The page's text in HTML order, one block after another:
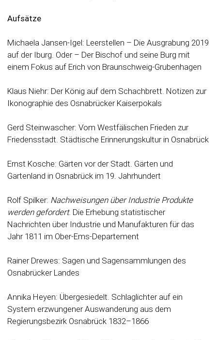
Aufsätze
Michaela Jansen-Igel: Leerstellen – Die Ausgrabung 2019
auf der Iburg. Oder – Der Bischof und seine Burg mit
einem Fokus auf Erich von Braunschweig-Grubenhagen
Klaus Niehr: Der König auf dem Schachbrett. Notizen zur
Ikonographie des Osnabrücker Kaiserpokals
Gerd Steinwascher: Vom Westfälischen Frieden zur
Friedensstadt. Städtische Erinnerungskultur in Osnabrück
Ernst Kosche: Gärten vor der Stadt. Gärten und
Gartenland in Osnabrück im 19. Jahrhundert
Rolf Spilker: Nachweisungen über Industrie Produkte
werden gefordert. Die Erhebung statistischer
Nachrichten über Industrie und Manufakturen für das
Jahr 1811 im Ober-Ems-Departement
Rainer Drewes: Sagen und Sagensammlungen des
Osnabrücker Landes
Annika Heyen: Übergesiedelt. Schlaglichter auf ein
System erzwungener Auswanderung aus dem
Regierungsbezirk Osnabrück 1832–1866